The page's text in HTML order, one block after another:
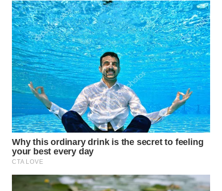
WN
KARO
WN
SIMALUNGUN
WN
LABUHANBATU
WN
TAPANULI
TENGAH
WN DELI
SERDANG